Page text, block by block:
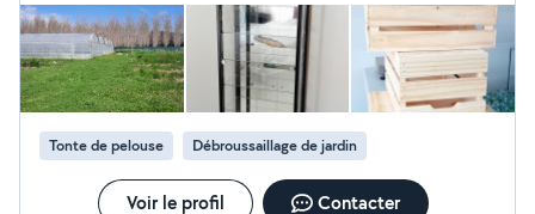
Tonte de pelouse Débroussaillage de jardin
Voir le profil Contacter